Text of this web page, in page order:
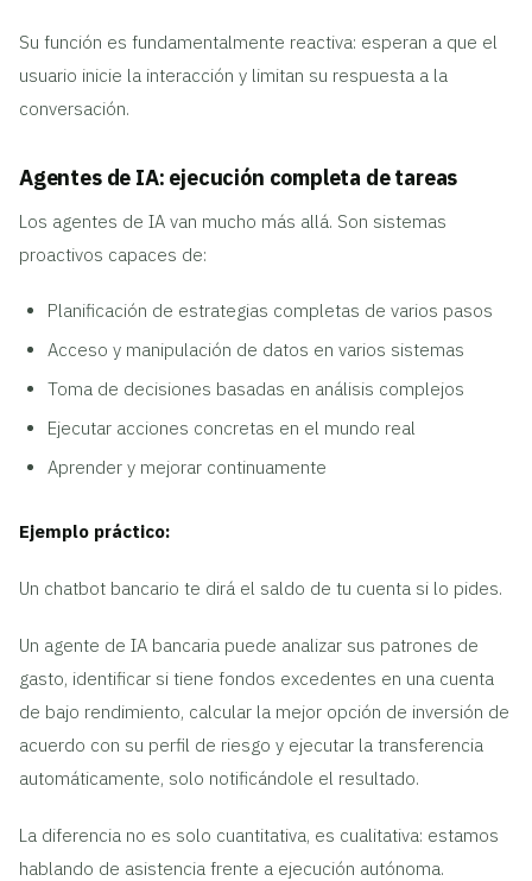
Su función es fundamentalmente reactiva: esperan a que el
usuario inicie la interacción y limitan su respuesta a la
conversación.
Agentes de IA: ejecución completa de tareas
Los agentes de IA van mucho más allá. Son sistemas
proactivos capaces de:
Planificación de estrategias completas de varios pasos
Acceso y manipulación de datos en varios sistemas
Toma de decisiones basadas en análisis complejos
Ejecutar acciones concretas en el mundo real
Aprender y mejorar continuamente
Ejemplo práctico:
Un chatbot bancario te dirá el saldo de tu cuenta si lo pides.
Un agente de IA bancaria puede analizar sus patrones de
gasto, identificar si tiene fondos excedentes en una cuenta
de bajo rendimiento, calcular la mejor opción de inversión de
acuerdo con su perfil de riesgo y ejecutar la transferencia
automáticamente, solo notificándole el resultado.
La diferencia no es solo cuantitativa, es cualitativa: estamos
hablando de asistencia frente a ejecución autónoma.